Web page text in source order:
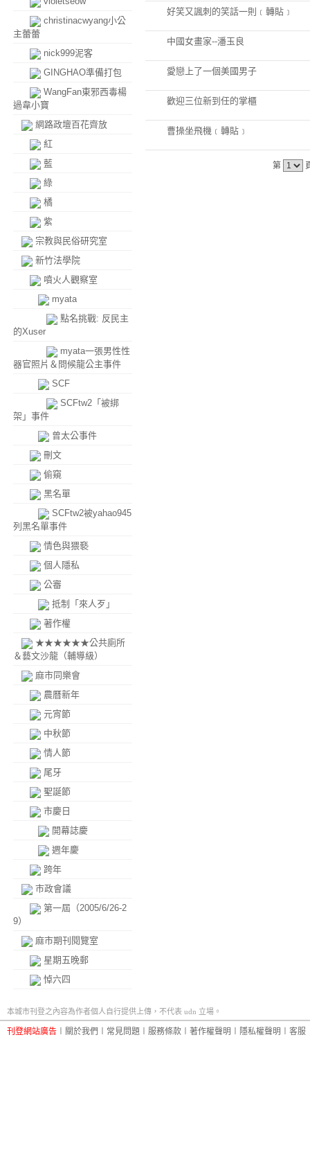
christinacwyang小公
主蕾蕾
nick999泥客
GINGHAO準備打包
WangFan東邪西毒楊
過韋小寶
網路政壇百花齊放
紅
藍
綠
橘
紫
宗教與民俗研究室
新竹法學院
噴火人觀察室
myata
點名挑戰: 反民主
的Xuser
myata一張男性性
器官照片＆問候龍公主事件
SCF
SCFtw2「被綁
架」事件
曾太公事件
刪文
偷窺
黑名單
SCFtw2被yahao945
列黑名單事件
情色與猥褻
個人隱私
公審
抵制「來人歹」
著作權
★★★★★★公共廁所
＆藝文沙龍（輔導級）
麻市同樂會
農曆新年
元宵節
中秋節
情人節
尾牙
聖誕節
市慶日
開幕誌慶
週年慶
跨年
市政會議
第一屆（2005/6/26-2
9）
麻市期刊閱覽室
星期五晚郵
悼六四
好笑又諷刺的笑話一則﹝轉貼﹞
中國女畫家--潘玉良
愛戀上了一個美國男子
歡迎三位新到任的掌櫃
曹操坐飛機﹝轉貼﹞
第
本城市刊登之內容為作者個人自行提供上傳，不代表 udn 立場。
刊登網站廣告 關於我們 常見問題 服務條款 著作權聲明 隱私權聲明 客服